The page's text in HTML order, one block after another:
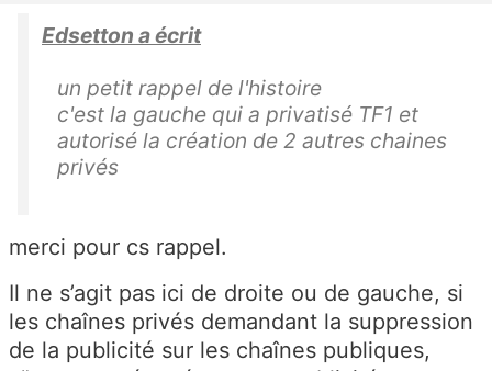
Edsetton a écrit
un petit rappel de l'histoire
c'est la gauche qui a privatisé TF1 et
autorisé la création de 2 autres chaines
privés
merci pour cs rappel.
Il ne s’agit pas ici de droite ou de gauche, si
les chaînes privés demandant la suppression
de la publicité sur les chaînes publiques,